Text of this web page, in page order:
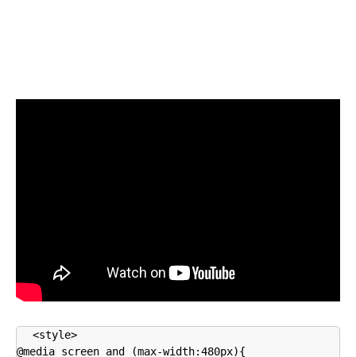
<style>
@media screen and (max-width:480px){